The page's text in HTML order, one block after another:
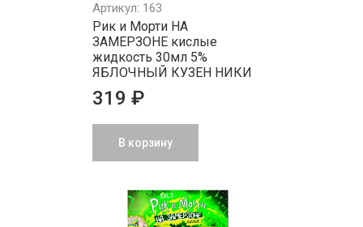
Артикул: 163
Рик и Морти НА
ЗАМЕРЗОНЕ кислые
жидкость 30мл 5%
ЯБЛОЧНЫЙ КУЗЕН НИКИ
319 ₽
В корзину